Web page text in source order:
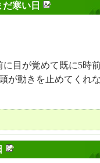
寒い日
目が覚めて既に5時
が動きを止めてくれ